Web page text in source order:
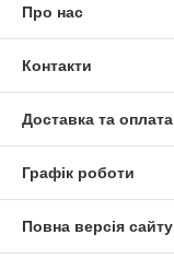
Про нас
Контакти
Доставка та оплата
Графік роботи
Повна версія сайту